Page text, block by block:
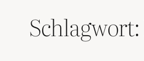
Schlagwort: